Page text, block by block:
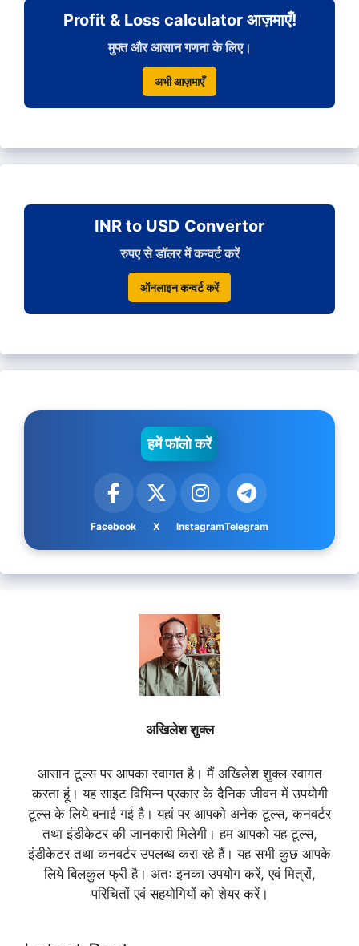
Profit & Loss calculator आज़माएँ!
मुफ्त और आसान गणना के लिए।
अभी आज़माएँ
INR to USD Convertor
रुपए से डॉलर में कन्वर्ट करें
ऑनलाइन कन्वर्ट करें
हमें फॉलो करें
Facebook X InstagramTelegram
अखिलेश शुक्ल
आसान टूल्स पर आपका स्वागत है। मैं अखिलेश शुक्ल स्वागत
करता हूं। यह साइट विभिन्न प्रकार के दैनिक जीवन में उपयोगी
टूल्स के लिये बनाई गई है। यहां पर आपको अनेक टूल्स, कनवर्टर
तथा इंडीकेटर की जानकारी मिलेगी। हम आपको यह टूल्स,
इंडीकेटर तथा कनवर्टर उपलब्ध करा रहे हैं। यह सभी कुछ आपके
लिये बिलकुल फ्री है। अतः इनका उपयोग करें, एवं मित्रों,
परिचितों एवं सहयोगियों को शेयर करें।